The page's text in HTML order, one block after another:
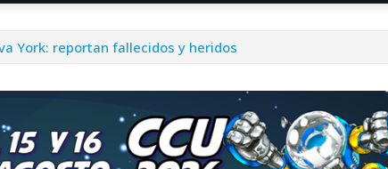
York: reportan fallecidos y heridos